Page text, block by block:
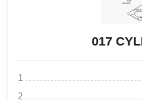
017
1
2